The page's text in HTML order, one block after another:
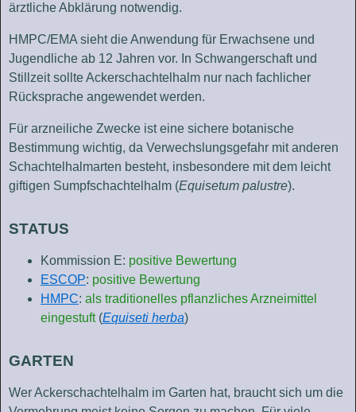
ärztliche Abklärung notwendig.
HMPC/EMA sieht die Anwendung für Erwachsene und
Jugendliche ab 12 Jahren vor. In Schwangerschaft und
Stillzeit sollte Ackerschachtelhalm nur nach fachlicher
Rücksprache angewendet werden.
Für arzneiliche Zwecke ist eine sichere botanische
Bestimmung wichtig, da Verwechslungsgefahr mit anderen
Schachtelhalmarten besteht, insbesondere mit dem leicht
giftigen Sumpfschachtelhalm (Equisetum palustre).
STATUS
Kommission E: positive Bewertung
ESCOP: positive Bewertung
HMPC: als traditionelles pflanzliches Arzneimittel
eingestuft(Equiseti herba)
GARTEN
Wer Ackerschachtelhalm im Garten hat, braucht sich um die